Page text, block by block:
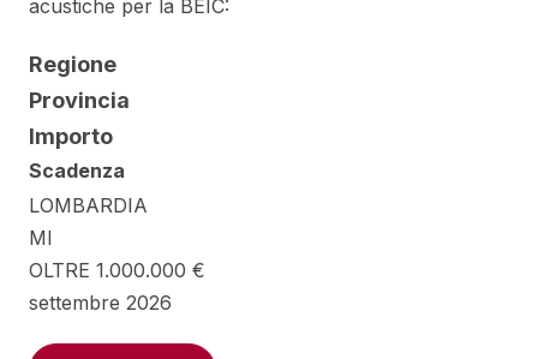
acustiche per la BEIC:
Regione
Provincia
Importo
Scadenza
LOMBARDIA
MI
OLTRE 1.000.000 €
settembre 2026